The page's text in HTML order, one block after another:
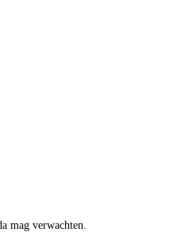
mag verwachten.